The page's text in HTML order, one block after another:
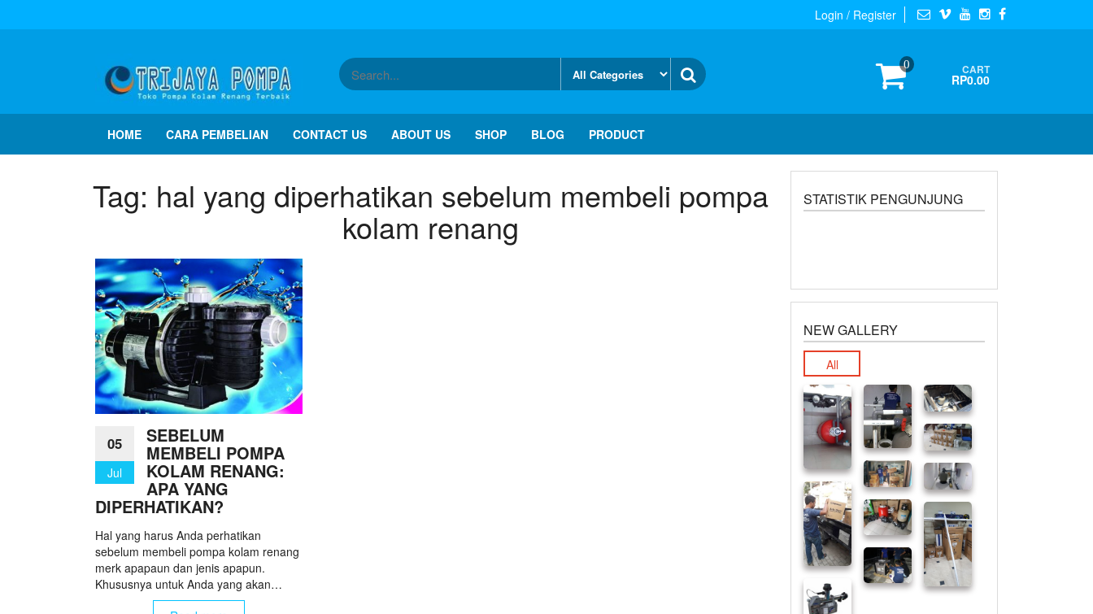
Login / Register
0 CART
RP0.00
HOME CARA PEMBELIAN CONTACT US ABOUT US SHOP BLOG PRODUCT
Tag: hal yang diperhatikan sebelum membeli pompa
kolam renang
05
Jul
SEBELUM
MEMBELI POMPA
KOLAM RENANG:
APA YANG
DIPERHATIKAN?
Hal yang harus Anda perhatikan
sebelum membeli pompa kolam renang
merk apapaun dan jenis apapun.
Khususnya untuk Anda yang akan…
STATISTIK PENGUNJUNG
NEW GALLERY
All